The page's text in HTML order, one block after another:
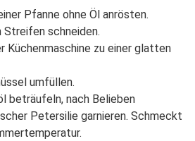
Pfanne ohne Öl anrösten.
Streifen schneiden.
Küchenmaschine zu einer glatten
umfüllen.
beträufeln, nach Belieben
Petersilie garnieren. Schmeckt